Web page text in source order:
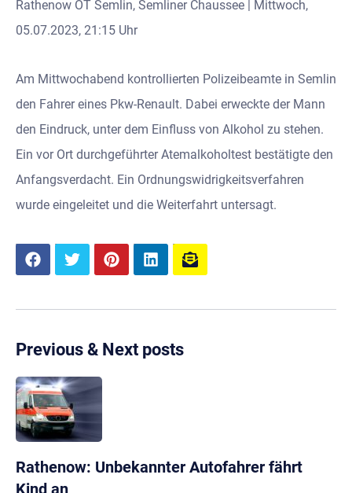
Rathenow OT Semlin, Semliner Chaussee | Mittwoch,
05.07.2023, 21:15 Uhr
Am Mittwochabend kontrollierten Polizeibeamte in Semlin
den Fahrer eines Pkw-Renault. Dabei erweckte der Mann
den Eindruck, unter dem Einfluss von Alkohol zu stehen.
Ein vor Ort durchgeführter Atemalkoholtest bestätigte den
Anfangsverdacht. Ein Ordnungswidrigkeitsverfahren
wurde eingeleitet und die Weiterfahrt untersagt.
Previous & Next posts
Rathenow: Unbekannter Autofahrer fährt
Kind an